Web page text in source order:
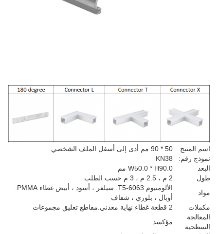
اسم المنتج
50 * 90 مم أدى إلى أسفل الملف الشخصي
نموذج رقم:
KN38
البعد
W50.0 * H90.0 مم
طول
مواد
الألومنيوم 6063-T5: سيلفر ، أسود ، أبيض غطاء PMMA:
أوبال ، بلوري ، شفاف
مكملات
المعالجة
السطحية
مؤكسد